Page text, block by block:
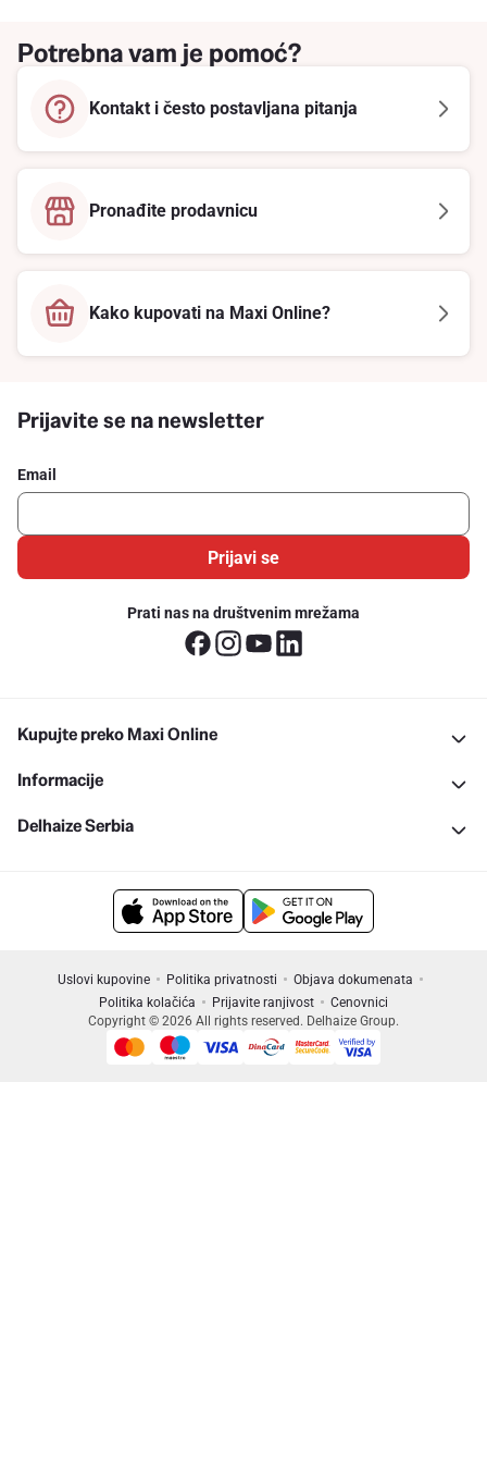
Potrebna vam je pomoć?
Kontakt i često postavljana pitanja
Pronađite prodavnicu
Kako kupovati na Maxi Online?
Prijavite se na newsletter
Email
Prijavi se
Prati nas na društvenim mrežama
Kupujte preko Maxi Online
Informacije
Delhaize Serbia
Uslovi kupovine Politika privatnosti
Objava dokumenata
Politika kolačića
Prijavite ranjivost
Cenovnici
Copyright © 2026 All rights reserved. Delhaize Group.